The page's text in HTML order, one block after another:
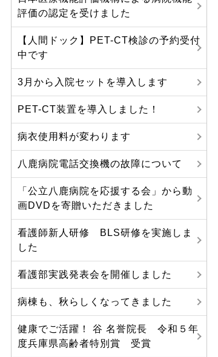
評価の認定を受けました
【人間ドック】PET-CT検診の予約受付
中です
3月から入院セットを導入します
PET-CT装置を導入しました！
病衣使用料が変わります
八鹿病院電話交換機の故障について
「公立八鹿病院を応援する会」から動
画DVDを寄贈いただきました
看護師新人研修 BLS研修を実施しま
した
看護部実践発表会を開催しました
病棟も、秋らしくなってきました
健康でご活躍！ 谷 名誉院長 令和５年
度兵庫県高齢者特別賞 受賞